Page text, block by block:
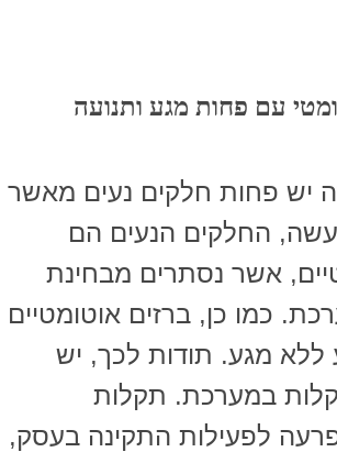
עם פחות מגע ותנועה
יש פחות חלקים נעים מאשר
החלקים הנעים הם
אשר נסתרים מבחינת
כמו כן, ברזים אוטומטיים
ללא מגע. תודות לכך, יש
במערכת. תקלות
לפעילות התקינה בעסק,